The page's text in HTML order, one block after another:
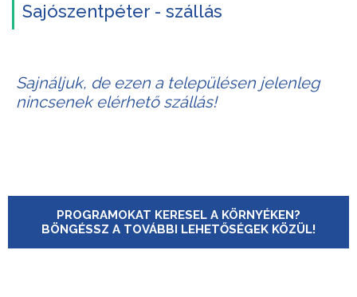
Sajószentpéter - szállás
Sajnáljuk, de ezen a településen jelenleg
nincsenek elérhető szállás!
PROGRAMOKAT KERESEL A KÖRNYÉKEN?
BÖNGÉSSZ A TOVÁBBI LEHETŐSÉGEK KÖZÜL!